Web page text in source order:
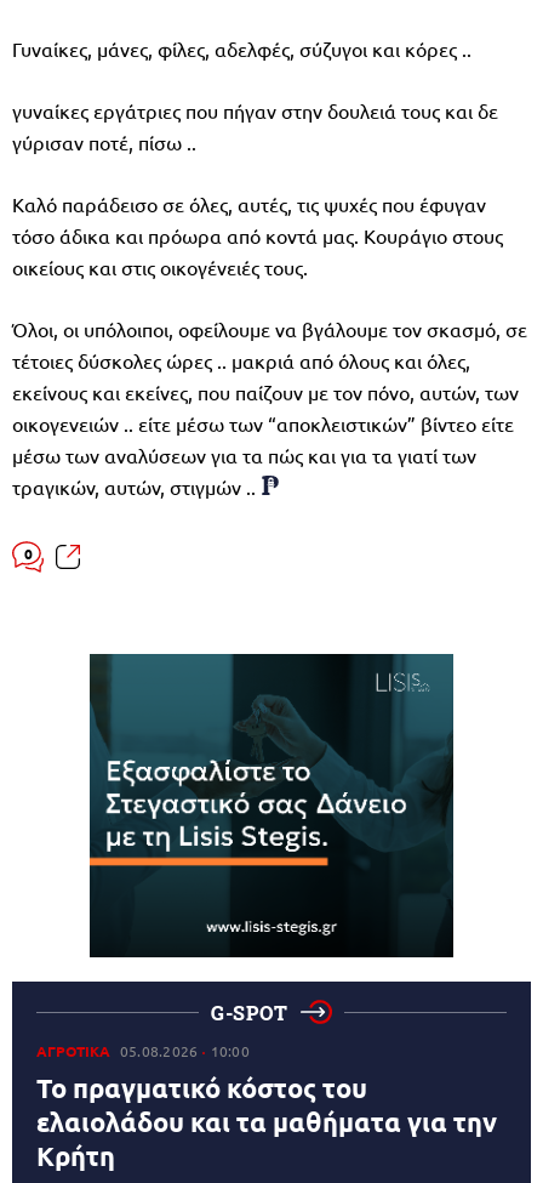
Γυναίκες, μάνες, φίλες, αδελφές, σύζυγοι και κόρες ..
γυναίκες εργάτριες που πήγαν στην δουλειά τους και δε
γύρισαν ποτέ, πίσω ..
Καλό παράδεισο σε όλες, αυτές, τις ψυχές που έφυγαν
τόσο άδικα και πρόωρα από κοντά μας. Κουράγιο στους
οικείους και στις οικογένειές τους.
Όλοι, οι υπόλοιποι, οφείλουμε να βγάλουμε τον σκασμό, σε
τέτοιες δύσκολες ώρες .. μακριά από όλους και όλες,
εκείνους και εκείνες, που παίζουν με τον πόνο, αυτών, των
οικογενειών .. είτε μέσω των “αποκλειστικών” βίντεο είτε
μέσω των αναλύσεων για τα πώς και για τα γιατί των
τραγικών, αυτών, στιγμών ..
0
G-SPOT
ΑΓΡΟΤΙΚΑ 05.08.2026 10:00
Το πραγματικό κόστος του
ελαιολάδου και τα μαθήματα για την
Κρήτη